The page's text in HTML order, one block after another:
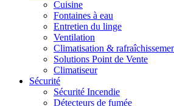
Cuisine
Fontaines à eau
Entretien du linge
Ventilation
Climatisation &
Solutions Point de Vente
Climatiseur
Sécurité
Sécurité Incendie
Détecteurs de fumée